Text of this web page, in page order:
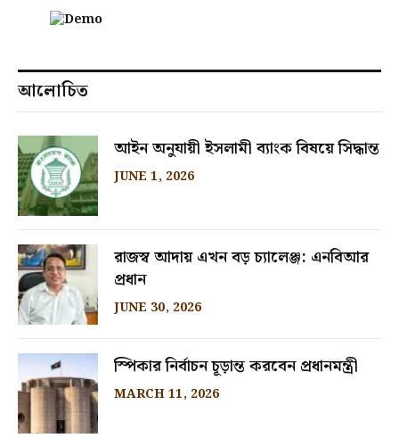
আলোচিত
আইন অনুযায়ী ইসলামী ব্যাংক বিষয়ে সিদ্ধান্ত
JUNE 1, 2026
রাজস্ব আদায় এখন বড় চ্যালেঞ্জ: এনবিআর
প্রধান
JUNE 30, 2026
স্পিকার নির্বাচন চূড়ান্ত করবেন প্রধানমন্ত্রী
MARCH 11, 2026